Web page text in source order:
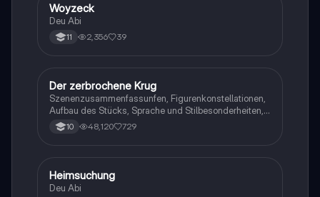
Deutsch
Woyzeck
Deu Abi
11 2,356 39
Deutsch
Der zerbrochene Krug
Szenenzusammenfassunfen, Figurenkonstellationen,
Aufbau des Stücks, Sprache und Stilbesonderheiten,
Aussageabsicht, Thematik, Interpretation
10 48,120 729
Deutsch
Heimsuchung
Deu Abi